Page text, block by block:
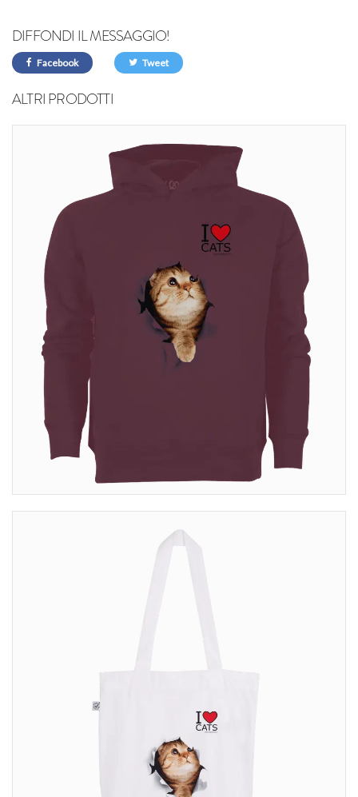
DIFFONDI IL MESSAGGIO!
Facebook Tweet
ALTRI PRODOTTI